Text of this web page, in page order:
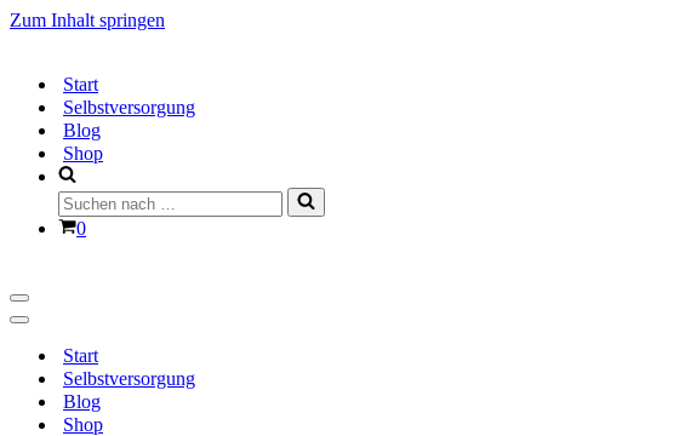
Zum Inhalt springen
Start
Selbstversorgung
Blog
Shop
Suchen
nach …
Warenkorb
0
Navigationsmenü
Navigationsmenü
Start
Selbstversorgung
Blog
Shop